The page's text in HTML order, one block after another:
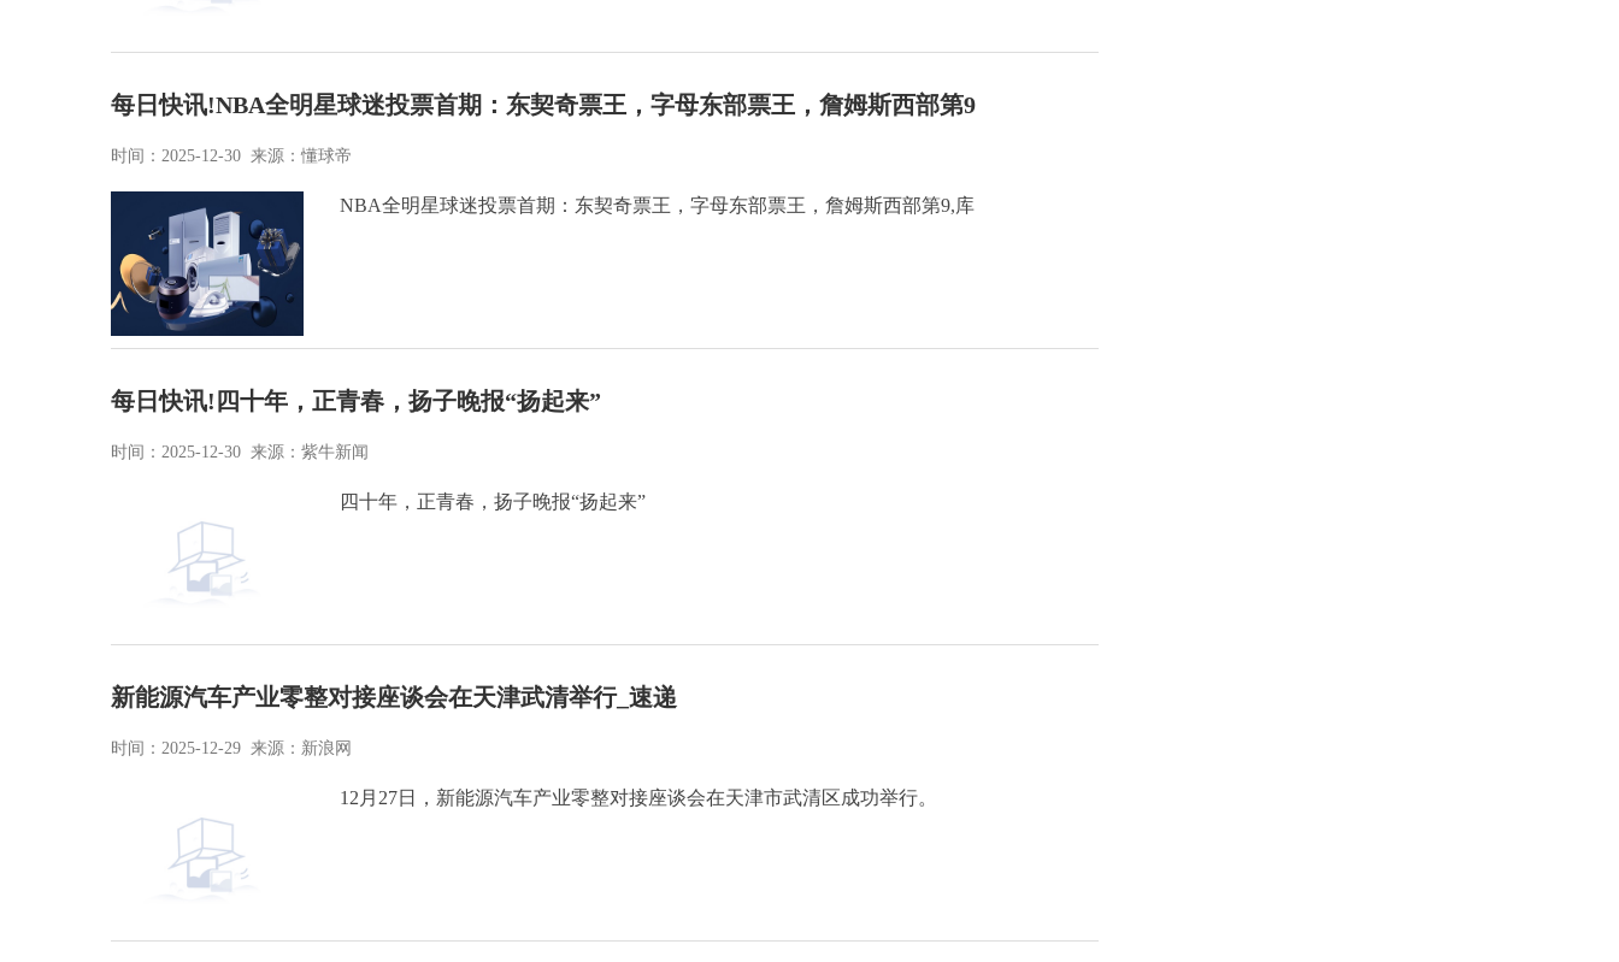
每日快讯!NBA全明星球迷投票首期：东契奇票王，字母东部票王，詹姆斯西部第9
时间：2025-12-30 来源：懂球帝
NBA全明星球迷投票首期：东契奇票王，字母东部票王，詹姆斯西部第9,库
每日快讯!四十年，正青春，扬子晚报“扬起来”
时间：2025-12-30 来源：紫牛新闻
四十年，正青春，扬子晚报“扬起来”
新能源汽车产业零整对接座谈会在天津武清举行_速递
时间：2025-12-29 来源：新浪网
12月27日，新能源汽车产业零整对接座谈会在天津市武清区成功举行。